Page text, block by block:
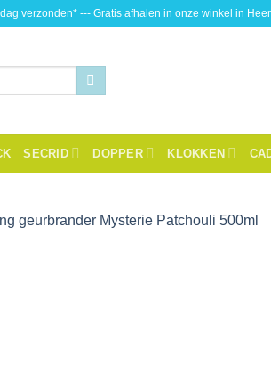
verzonden* --- Gratis afhalen in onze winkel in
SECRID DOPPER KLOKKEN